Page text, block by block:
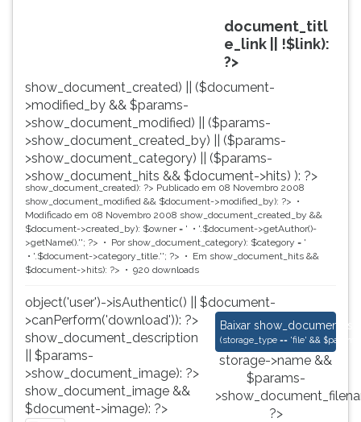
document_titl
e_link || !$link):
?>
show_document_created) || ($document-
>modified_by && $params-
>show_document_modified) || ($params-
>show_document_created_by) || ($params-
>show_document_category) || ($params-
>show_document_hits && $document->hits) ): ?>
show_document_created): ?> Publicado em 08 Novembro 2008
show_document_modified && $document->modified_by): ?>
Modificado em 08 Novembro 2008 show_document_created_by &&
$document->created_by): $owner = '
'.$document->getAuthor()-
>getName().''; ?> Por show_document_category): $category = '
'.$document->category_title.''; ?> Em show_document_hits &&
$document->hits): ?>
920 downloads
object('user')->isAuthentic() || $document-
>canPerform('download')): ?>
Baixar Jose de Alencar -
(storage_type == 'file' &&
storage->name &&
$params-
?>
show_document_description
|| $params-
>show_document_image): ?>
show_document_image &&
$document->image): ?>